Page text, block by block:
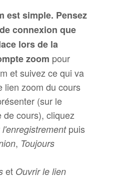
est simple. Pensez
connexion que
lors de la
zoom pour
et suivez ce qui va
lien zoom du cours
(sur le
cours), cliquez
puis
, Toujours
et Ouvrir le lien